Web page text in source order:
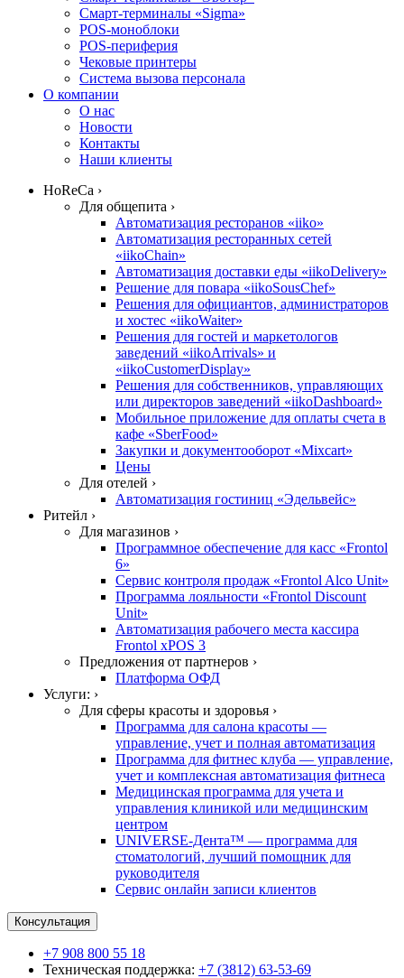
Смарт-терминалы «Sigma»
POS-моноблоки
POS-периферия
Чековые принтеры
Система вызова персонала
О компании
О нас
Новости
Контакты
Наши клиенты
HoReCa ›
Для общепита ›
Автоматизация ресторанов «iiko»
Автоматизация ресторанных сетей
«iikoChain»
Автоматизация доставки еды «iikoDelivery»
Решение для повара «iikoSousChef»
Решения для официантов, администраторов
и хостес «iikoWaiter»
Решения для гостей и маркетологов
заведений «iikoArrivals» и
«iikoCustomerDisplay»
Решения для собственников, управляющих
или директоров заведений «iikoDashboard»
Мобильное приложение для оплаты счета в
кафе «SberFood»
Закупки и документооборот «Mixcart»
Цены
Для отелей ›
Автоматизация гостиниц «Эдельвейс»
Ритейл ›
Для магазинов ›
Программное обеспечение для касс «Frontol
6»
Сервис контроля продаж «Frontol Alco Unit»
Программа лояльности «Frontol Discount
Unit»
Автоматизация рабочего места кассира
Frontol xPOS 3
Предложения от партнеров ›
Платформа ОФД
Услуги: ›
Для сферы красоты и здоровья ›
Программа для салона красоты —
управление, учет и полная автоматизация
Программа для фитнес клуба — управление,
учет и комплексная автоматизация фитнеса
Медицинская программа для учета и
управления клиникой или медицинским
центром
UNIVERSE-Дента™ — программа для
стоматологий, лучший помощник для
руководителя
Сервис онлайн записи клиентов
Консультация
+7 908 800 55 18
Техническая поддержка: +7 (3812) 63-53-69